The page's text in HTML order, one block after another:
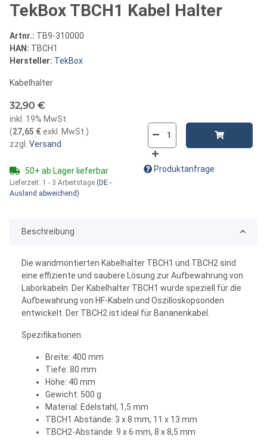
TekBox TBCH1 Kabel Halter
Artnr.: TB9-310000
HAN: TBCH1
Hersteller: TekBox
Kabelhalter
32,90 €
inkl. 19% MwSt.
(27,65 €exkl. MwSt. )
zzgl.
Versand
50+ ab Lager lieferbar
Lieferzeit: 1 - 3 Arbeitstage (DE -
Ausland abweichend)
Produktanfrage
Beschreibung
Die wandmontierten Kabelhalter TBCH1 und TBCH2 sind
eine effiziente und saubere Lösung zur Aufbewahrung von
Laborkabeln. Der Kabelhalter TBCH1 wurde speziell für die
Aufbewahrung von HF-Kabeln und Oszilloskopsonden
entwickelt. Der TBCH2 ist ideal für Bananenkabel.
Spezifikationen:
Breite: 400 mm
Tiefe: 80 mm
Höhe: 40 mm
Gewicht: 500 g
Material: Edelstahl, 1,5 mm
TBCH1 Abstände: 3 x 8 mm, 11 x 13 mm
TBCH2-Abstände: 9 x 6 mm, 8 x 8,5 mm